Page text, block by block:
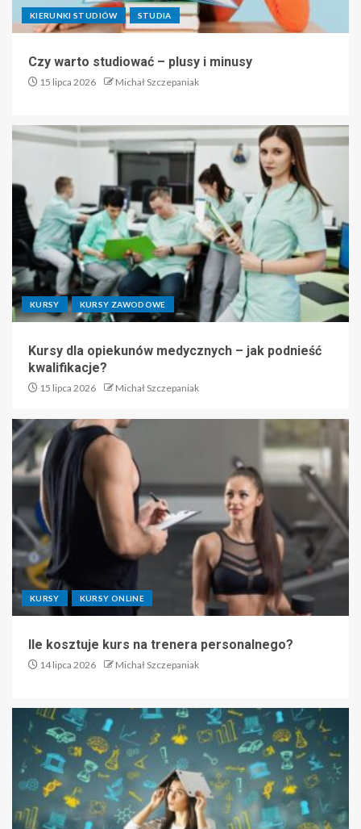
KIERUNKI STUDIÓW STUDIA
Czy warto studiować – plusy i minusy
15 lipca 2026 Michał Szczepaniak
KURSY KURSY ZAWODOWE
Kursy dla opiekunów medycznych – jak podnieść
kwalifikacje?
15 lipca 2026 Michał Szczepaniak
KURSY KURSY ONLINE
Ile kosztuje kurs na trenera personalnego?
14 lipca 2026 Michał Szczepaniak